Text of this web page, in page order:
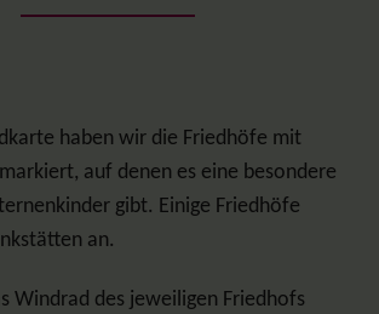
haben wir die Friedhöfe mit
auf denen es eine besondere
gibt. Einige Friedhöfe
an.
Windrad des jeweiligen Friedhofs